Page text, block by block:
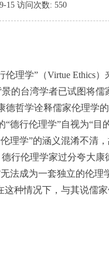
15 访问次数: 550
学”（Virtue Ethics）
的台湾学者已试图将儒
哲学诠释儒家伦理学
德行伦理学”自视为“目
理学”的涵义混淆不清
行伦理学家过分夸大康
法成为一套独立的伦理
种情况下，与其说儒